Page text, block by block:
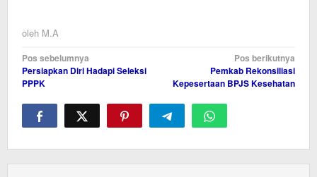
oleh M.A
Navigasi
pos
Pos sebelumnya
Persiapkan Diri Hadapi Seleksi
PPPK
Pos berikutnya
Pemkab Rekonsiliasi
Kepesertaan BPJS Kesehatan